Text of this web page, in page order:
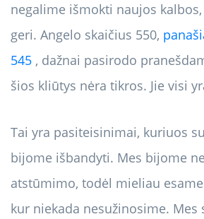
negalime išmokti naujos
geri. Angelo skaičius 550,
545 , dažnai pasirodo
šios kliūtys nėra tikros. Jie visi
Tai yra pasiteisinimai, kuriuos
bijome išbandyti. Mes bijome
atstūmimo, todėl mieliau
kur niekada nesužinosime. Mes